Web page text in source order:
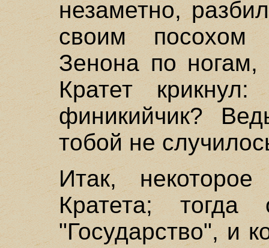
незаметно,
своим посохом
Зенона по
Кратет
финикийчик?
тобой не
Итак,
Кратета;
"Государство", и